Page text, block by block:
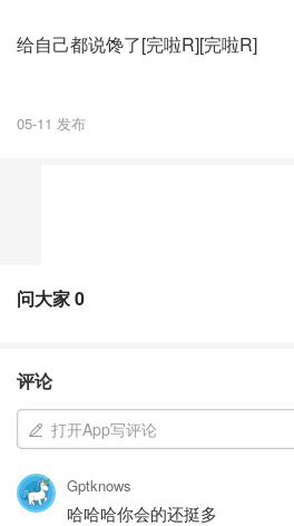
给自己都说馋了[完啦R][完啦R]
05-11 发布
问大家0
评论
打开App写评论
Gptknows
哈哈哈你会的还挺多